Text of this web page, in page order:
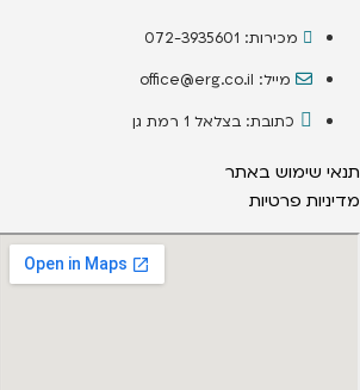
מכירות: 072-3935601
מייל: office@erg.co.il
כתובת: בצלאל 1 רמת גן
תנאי שימוש באתר
מדיניות פרטיות